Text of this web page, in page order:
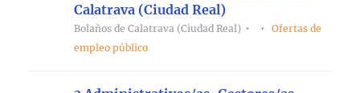
Calatrava (Ciudad Real)
Bolaños de Calatrava (Ciudad Real)
Ofertas de
empleo público